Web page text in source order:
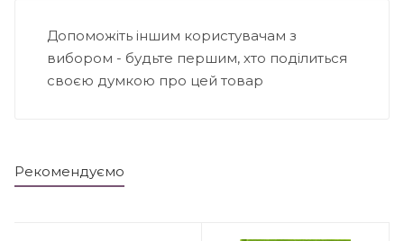
Допоможіть іншим користувачам з
вибором - будьте першим, хто поділиться
своєю думкою про цей товар
Рекомендуємо